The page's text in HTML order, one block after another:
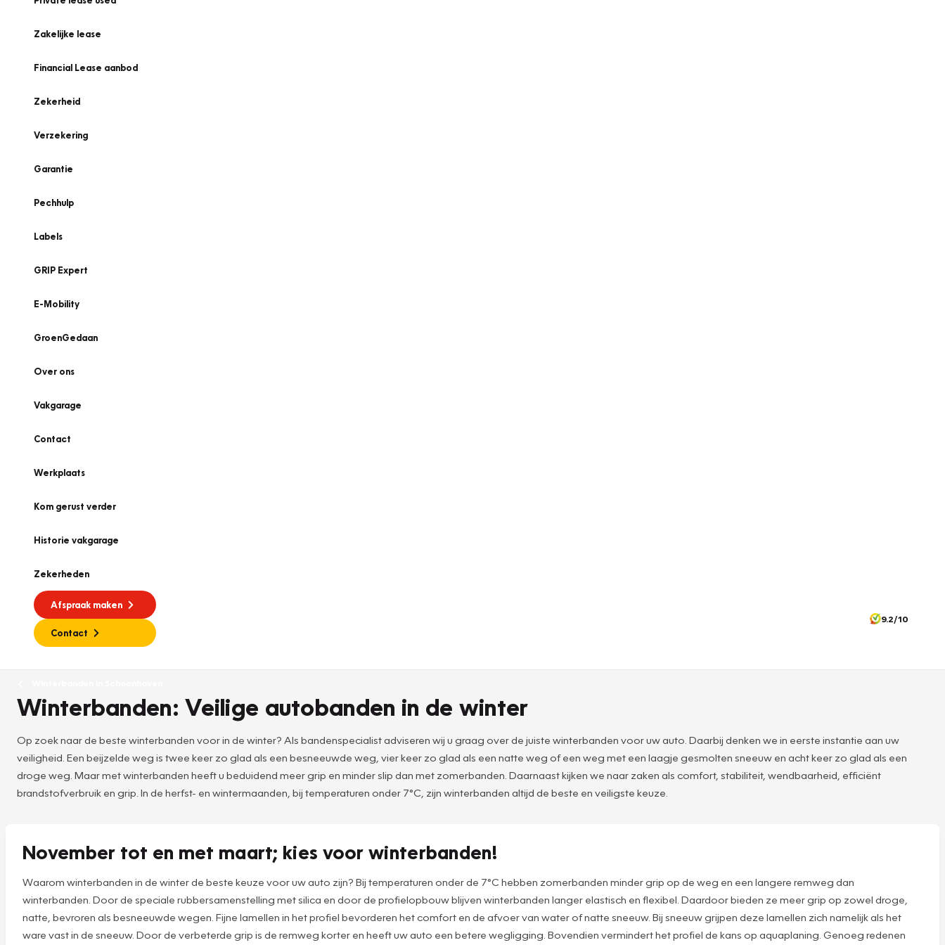
Zakelijke lease
Financial Lease aanbod
Zekerheid
Verzekering
Garantie
Pechhulp
Labels
GRIP Expert
E-Mobility
GroenGedaan
Over ons
Vakgarage
Contact
Werkplaats
Kom gerust verder
Historie vakgarage
Zekerheden
Afspraak maken
Contact
9.2/10
Winterbanden: Veilige autobanden in de winter
Op zoek naar de beste winterbanden voor in de winter? Als bandenspecialist adviseren wij u graag over de juiste winterbanden voor uw auto. Daarbij denken we in eerste instantie aan uw
veiligheid. Een beijzelde weg is twee keer zo glad als een besneeuwde weg, vier keer zo glad als een natte weg of een weg met een laagje gesmolten sneeuw en acht keer zo glad als een
droge weg. Maar met winterbanden heeft u beduidend meer grip en minder slip dan met zomerbanden. Daarnaast kijken we naar zaken als comfort, stabiliteit, wendbaarheid, efficiënt
brandstofverbruik en grip. In de herfst- en wintermaanden, bij temperaturen onder 7°C, zijn winterbanden altijd de beste en veiligste keuze.
November tot en met maart; kies voor winterbanden!
Waarom winterbanden in de winter de beste keuze voor uw auto zijn? Bij temperaturen onder de 7°C hebben zomerbanden minder grip op de weg en een langere remweg dan
winterbanden. Door de speciale rubbersamenstelling met silica en door de profielopbouw blijven winterbanden langer elastisch en flexibel. Daardoor bieden ze meer grip op zowel droge,
natte, bevroren als besneeuwde wegen. Fijne lamellen in het profiel bevorderen het comfort en de afvoer van water of natte sneeuw. Bij sneeuw grijpen deze lamellen zich namelijk als het
ware vast in de sneeuw. Door de verbeterde grip is de remweg korter en heeft uw auto een betere wegligging. Bovendien vermindert het profiel de kans op aquaplaning. Genoeg redenen